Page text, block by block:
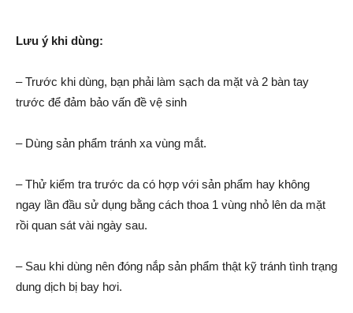
Lưu ý khi dùng:
– Trước khi dùng, bạn phải làm sạch da mặt và 2 bàn tay
trước để đảm bảo vấn đề vệ sinh
– Dùng sản phẩm tránh xa vùng mắt.
– Thử kiểm tra trước da có hợp với sản phẩm hay không
ngay lần đầu sử dụng bằng cách thoa 1 vùng nhỏ lên da mặt
rồi quan sát vài ngày sau.
– Sau khi dùng nên đóng nắp sản phẩm thật kỹ tránh tình trạng
dung dịch bị bay hơi.